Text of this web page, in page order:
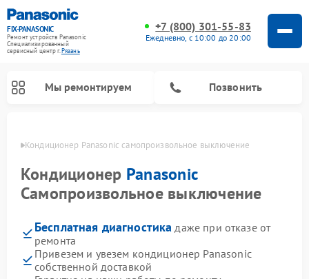
FIX-PANASONIC
Ремонт устройств Panasonic
Специализированный
cервисный центр г.Рязань
+7 (800) 301-55-83
Ежедневно, с 10:00 до 20:00
Мы ремонтируем Позвонить
Кондиционер Panasonic самопроизвольное выключение
Кондиционер Panasonic
Самопроизвольное выключение
Бесплатная диагностика даже при отказе от
ремонта
Привезем и увезем кондиционер Panasonic
собственной доставкой